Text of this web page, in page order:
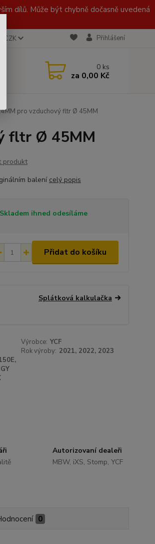
dílů. Může být chybně dočasně uvedená
CZK Přihlášení
0 ks
za 0,00 Kč
pro vzduchový fltr Ø 45MM
fltr Ø 45MM
produkt
balení celý popis
Skladem ihned odesíláme
Přidat do košíku
Splátková kalkulačka
Výrobce: YCF
Rok výroby: 2021, 2022, 2023
Autorizovaní dealeři
MBW, iXS, Stomp, YCF
0